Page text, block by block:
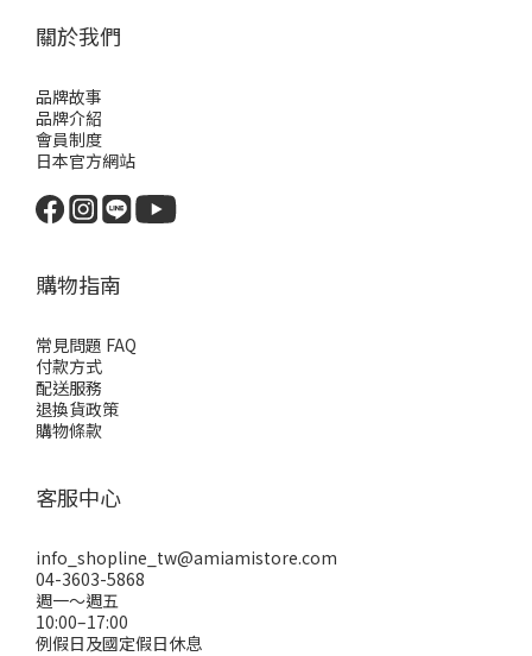
關於我們
品牌故事
品牌介紹
會員制度
日本官方網站
購物指南
常見問題 FAQ
付款方式
配送服務
退換貨政策
購物條款
客服中心
info_shopline_tw@amiamistore.com
04-3603-5868
週一～週五
10:00–17:00
例假日及國定假日休息